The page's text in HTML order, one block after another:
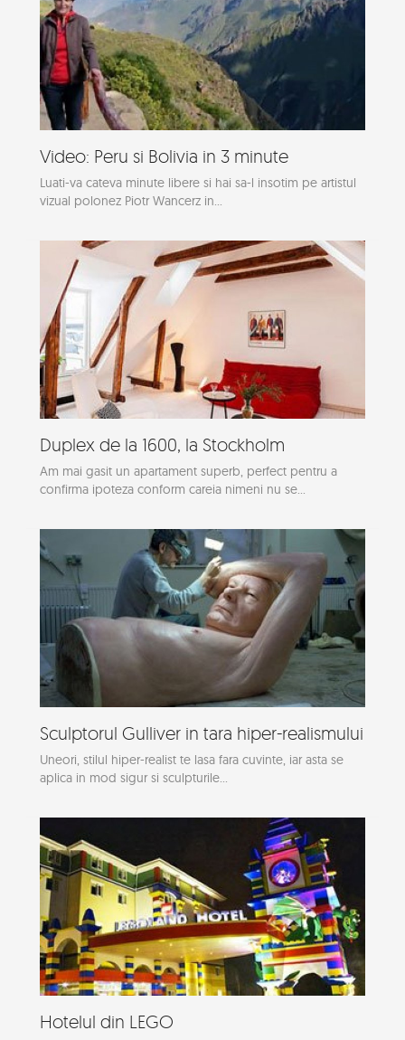
Video: Peru si Bolivia in 3 minute
Luati-va cateva minute libere si hai sa-l insotim pe artistul
vizual polonez Piotr Wancerz in...
Duplex de la 1600, la Stockholm
Am mai gasit un apartament superb, perfect pentru a
confirma ipoteza conform careia nimeni nu se...
Sculptorul Gulliver in tara hiper-realismului
Uneori, stilul hiper-realist te lasa fara cuvinte, iar asta se
aplica in mod sigur si sculpturile...
Hotelul din LEGO